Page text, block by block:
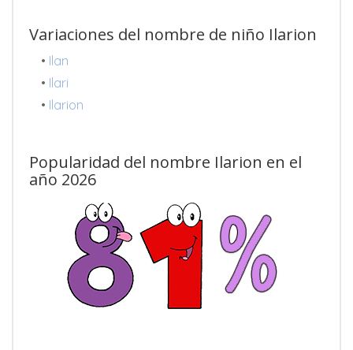
Variaciones del nombre de niño Ilarion
• Ilan
• Ilari
• Ilarion
Popularidad del nombre Ilarion en el
año 2026